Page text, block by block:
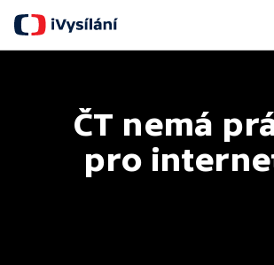
ČT nemá
pro